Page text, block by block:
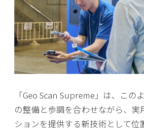
「Geo Scan Supreme」は、この
の整備と歩調を合わせながら、実
ションを提供する新技術として位